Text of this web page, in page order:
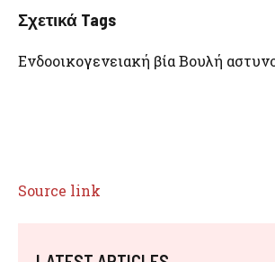
Σχετικά Tags
Ενδοοικογενειακή βία Βουλή
Source link